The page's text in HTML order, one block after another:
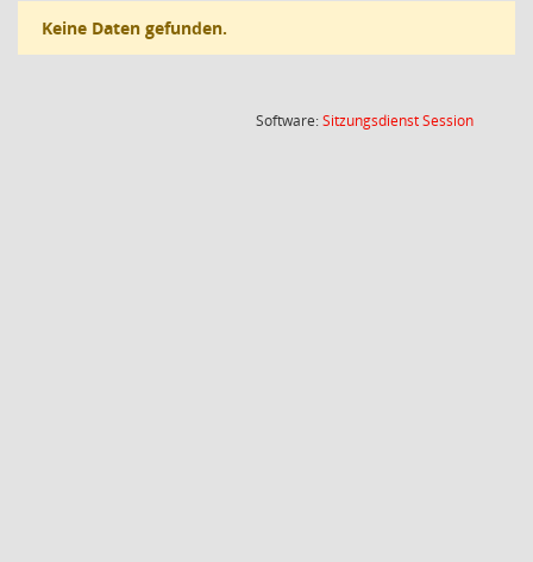
Keine Daten gefunden.
Software:SitzungsdienstSession(Wird in